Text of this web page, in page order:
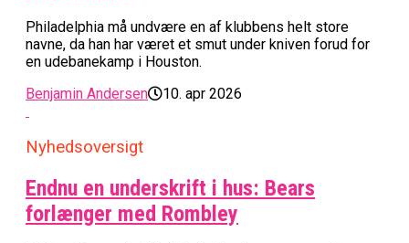
Philadelphia må undvære en af klubbens helt store
navne, da han har været et smut under kniven forud for
en udebanekamp i Houston.
Benjamin Andersen
10. apr 2026
Nyhedsoversigt
Endnu en underskrift i hus: Bears
forlænger med Rombley